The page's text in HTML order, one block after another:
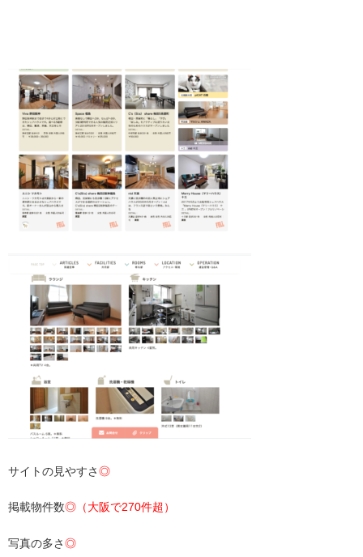
サイトの見やすさ◎
掲載物件数◎（大阪で270件超）
写真の多さ◎